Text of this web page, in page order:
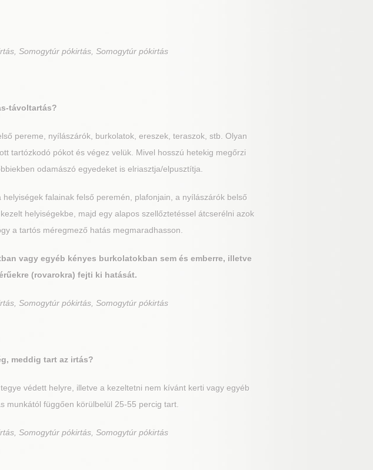
Somogytúr pókirtás, Somogytúr pókirtás
távoltartás?
pereme, nyílászárók, burkolatok, ereszek, teraszok, stb. Olyan
tartózkodó pókot és végez velük. Mivel hosszú hetekig megőrzi
odamászó egyedeket is elriasztja/elpusztítja.
falainak felső peremén, plafonjain, a nyílászárók belső
helyiségekbe, majd egy alapos szellőztetéssel átcserélni azok
a tartós méregmező hatás megmaradhasson.
vagy egyéb kényes burkolatokban sem és emberre, illetve
(rovarokra) fejti ki hatását.
Somogytúr pókirtás, Somogytúr pókirtás
meddig tart az irtás?
védett helyre, illetve a kezeltetni nem kívánt kerti vagy egyéb
munkától függően körülbelül 25-55 percig tart.
Somogytúr pókirtás, Somogytúr pókirtás